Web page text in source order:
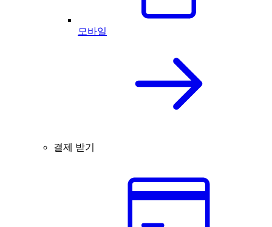
모바일
결제 받기